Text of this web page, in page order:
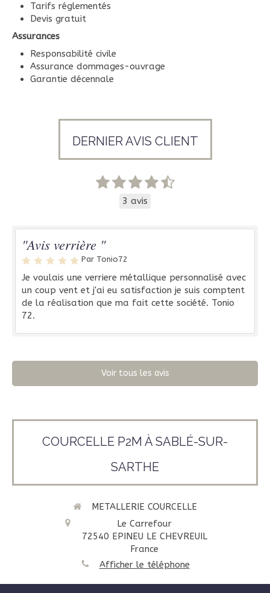
Tarifs réglementés
Devis gratuit
Assurances
Responsabilité civile
Assurance dommages-ouvrage
Garantie décennale
DERNIER AVIS CLIENT
3 avis
"Avis verrière "
Par Tonio72
Je voulais une verriere métallique personnalisé avec
un coup vent et j'ai eu satisfaction je suis comptent
de la réalisation que ma fait cette société. Tonio
72.
Voir tous les avis
COURCELLE P2M À SABLÉ-SUR-
SARTHE
METALLERIE COURCELLE
Le Carrefour
72540 EPINEU LE CHEVREUIL
France
Afficher le téléphone